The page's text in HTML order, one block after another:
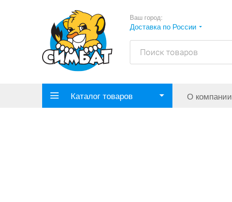
Ваш город:
Доставка по России
Каталог товаров О компании